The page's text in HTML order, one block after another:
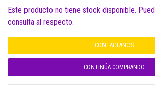
Este producto no tiene stock disponible.
consulta al respecto.
CONTÁCTANOS
CONTINÚA COMPRANDO